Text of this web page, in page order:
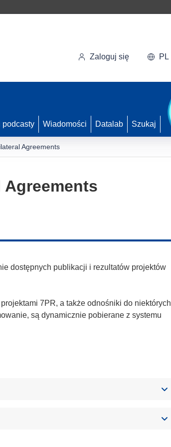
Zaloguj się PL
podcasty Wiadomości Datalab Szukaj
Agreements
dostępnych publikacji i rezultatów projektów
7PR, a także odnośniki do niektórych
są dynamicznie pobierane z systemu